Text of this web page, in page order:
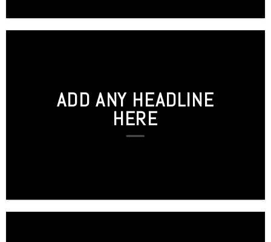
ADD ANY HEADLINE
HERE